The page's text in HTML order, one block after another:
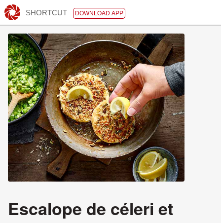
SHORTCUT DOWNLOAD APP
Escalope de céleri et